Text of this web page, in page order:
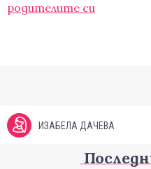
родителите си
ИЗАБЕЛА ДАЧЕВА